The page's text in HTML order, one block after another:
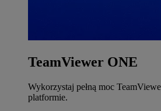
TeamViewer ONE
Wykorzystaj pełną moc
platformie.